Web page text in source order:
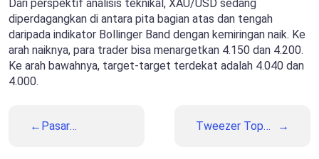
Dari perspektif analisis teknikal, XAU/USD sedang
diperdagangkan di antara pita bagian atas dan tengah
daripada indikator Bollinger Band dengan kemiringan naik. Ke
arah naiknya, para trader bisa menargetkan 4.150 dan 4.200.
Ke arah bawahnya, target-target terdekat adalah 4.040 dan
4.000.
Pasar
Tweezer Top